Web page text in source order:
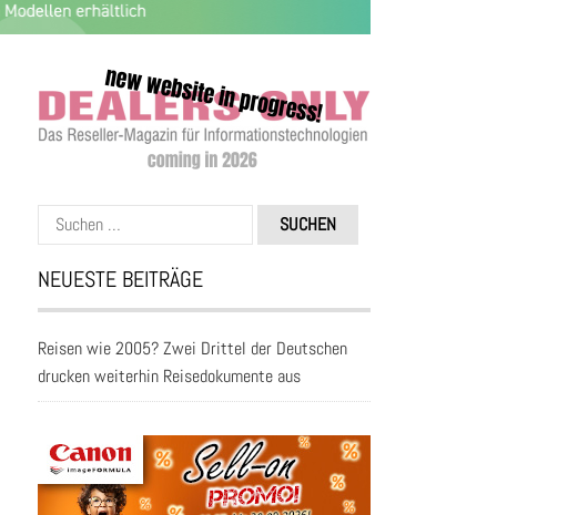
Suchen
nach:
NEUESTE BEITRÄGE
Reisen wie 2005? Zwei Drittel der Deutschen
drucken weiterhin Reisedokumente aus